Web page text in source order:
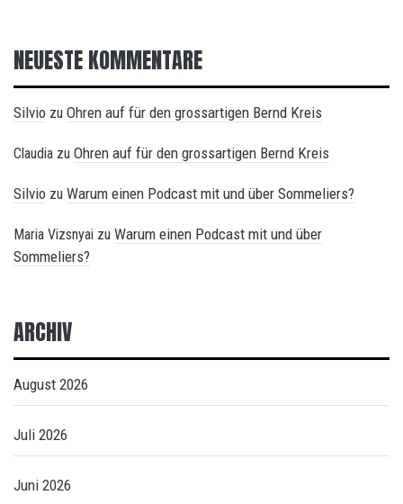
NEUESTE KOMMENTARE
Silvio zu Ohren auf für den grossartigen Bernd Kreis
Claudia zu Ohren auf für den grossartigen Bernd Kreis
Silvio zu Warum einen Podcast mit und über Sommeliers?
Maria Vizsnyai zu Warum einen Podcast mit und über
Sommeliers?
ARCHIV
August 2026
Juli 2026
Juni 2026